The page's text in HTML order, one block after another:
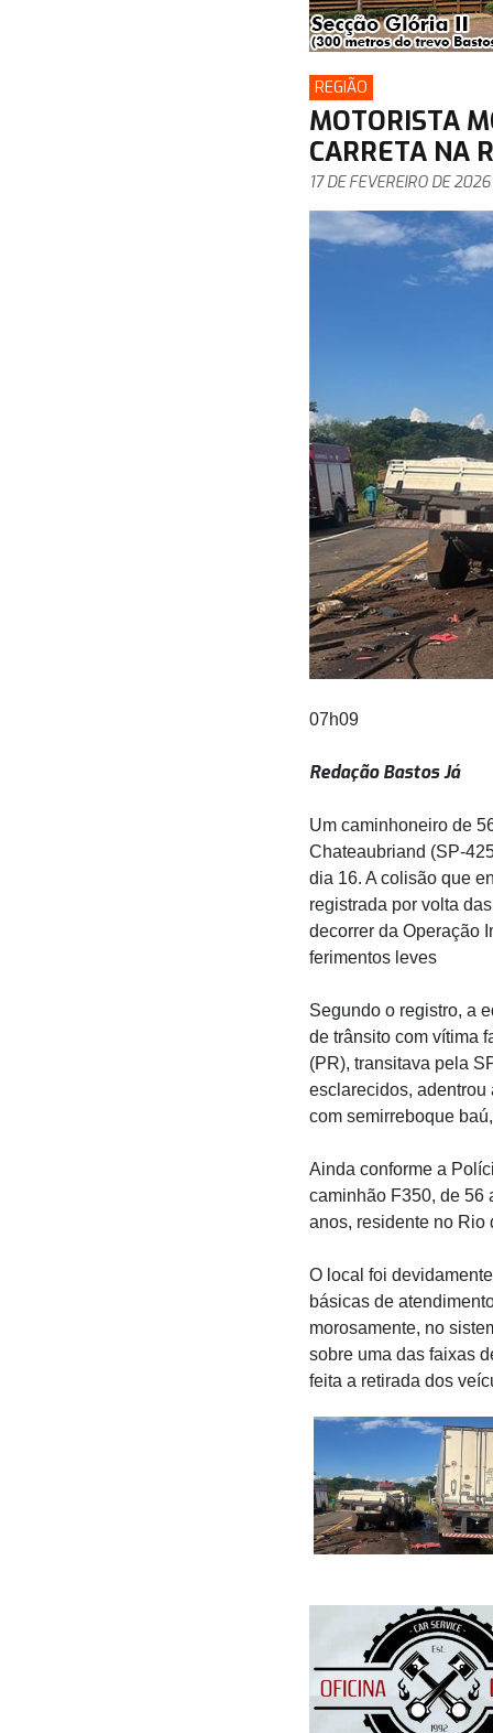
REGIÃO
MOTORISTA
CARRETA NA
17 DE FEVEREIRO DE 2026
07h09
Redação Bastos Já
Um caminhoneiro de
Chateaubriand (SP-
dia 16. A colisão que
registrada por volta
decorrer da Operação
ferimentos leves
Segundo o registro, a
de trânsito com vítima
(PR), transitava pela
esclarecidos, adentrou
com semirreboque
Ainda conforme a
caminhão F350, de 56
anos, residente no Rio
O local foi
básicas de
morosamente, no
sobre uma das faixas
feita a retirada dos